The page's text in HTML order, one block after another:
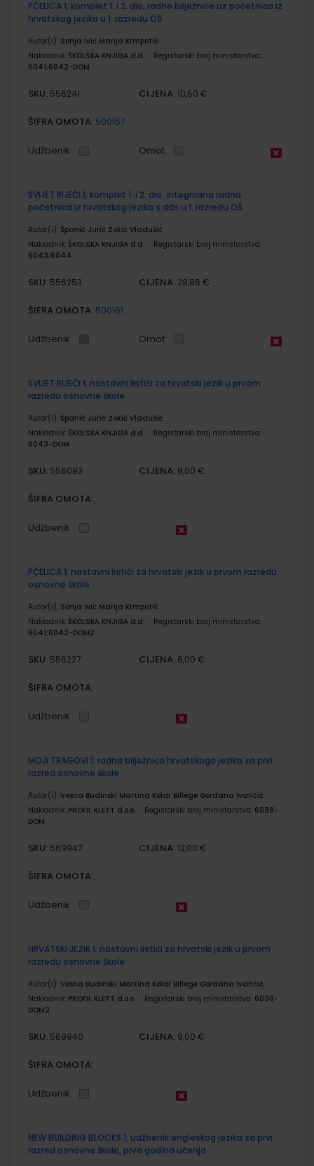
PČELICA 1; komplet 1. i 2. dio, radne bilježnice uz početnica iz
hrvatskog jezika u 1. razredu OŠ
Autor(i): Sonja Ivić Marija Krmpotić
Nakladnik: ŠKOLSKA KNJIGA d.d.
Registarski broj ministarstva:
6041;6042-DOM
SKU: 556241 CIJENA: 10,50 €
ŠIFRA OMOTA: 500157
Udžbenik Omot
SVIJET RIJEČI 1; komplet 1. i 2. dio, integrirana radna
početnica iz hrvatskog jezika s dds u 1. razredu OŠ
Autor(i): Španić Jurić Zokić Vladušić
Nakladnik: ŠKOLSKA KNJIGA d.d.
Registarski broj ministarstva:
6043;6044
SKU: 556253 CIJENA: 28,86 €
ŠIFRA OMOTA: 500161
Udžbenik Omot
SVIJET RIJEČI 1; nastavni listići za hrvatski jezik u prvom
razredu osnovne škole
Autor(i): Španić Jurić Zokić Vladušić
Nakladnik: ŠKOLSKA KNJIGA d.d.
Registarski broj ministarstva:
6043-DOM
SKU: 556093 CIJENA: 8,00 €
ŠIFRA OMOTA:
Udžbenik
PČELICA 1; nastavni listići za hrvatski jezik u prvom razredu
osnovne škole
Autor(i): Sonja Ivić Marija Krmpotić
Nakladnik: ŠKOLSKA KNJIGA d.d.
Registarski broj ministarstva:
6041;6042-DOM2
SKU: 556227 CIJENA: 8,00 €
ŠIFRA OMOTA:
Udžbenik
MOJI TRAGOVI 1; radna bilježnica hrvatskoga jezika za prvi
razred osnovne škole
Autor(i): Vesna Budinski Martina Kolar Billege Gordana Ivančić
Nakladnik: PROFIL KLETT d.o.o. Registarski broj ministarstva: 6038-
DOM
SKU: 569947 CIJENA: 12,00 €
ŠIFRA OMOTA:
Udžbenik
HRVATSKI JEZIK 1; nastavni listići za hrvatski jezik u prvom
razredu osnovne škole
Autor(i): Vesna Budinski Martina Kolar Billege Gordana Ivančić
Nakladnik: PROFIL KLETT d.o.o. Registarski broj ministarstva: 6038-
DOM2
SKU: 569940 CIJENA: 9,00 €
ŠIFRA OMOTA:
Udžbenik
NEW BUILDING BLOCKS 1; udžbenik engleskog jezika za prvi
razred osnovne škole, prva godina učenja